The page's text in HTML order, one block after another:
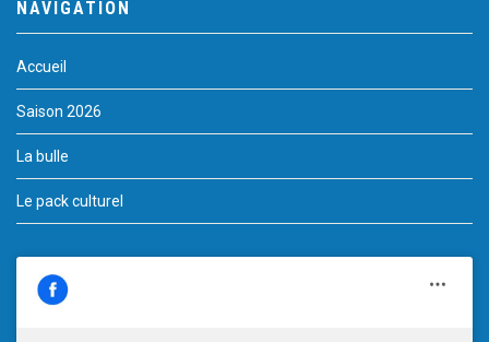
NAVIGATION
Accueil
Saison 2026
La bulle
Le pack culturel